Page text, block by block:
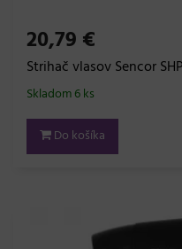
20,79 €
Strihač vlasov Sencor
Skladom 6 ks
Do košíka